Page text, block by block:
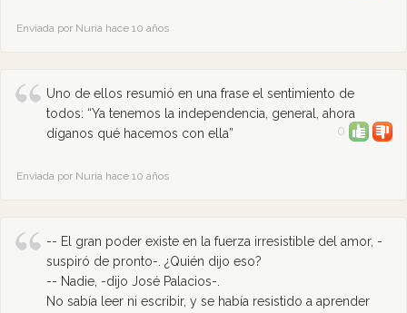
Enviada por Nuria hace 10 años
Uno de ellos resumió en una frase el sentimiento de
todos: “Ya tenemos la independencia, general, ahora
díganos qué hacemos con ella”
0
Enviada por Nuria hace 10 años
-- El gran poder existe en la fuerza irresistible del amor, -
suspiró de pronto-. ¿Quién dijo eso?
-- Nadie, -dijo José Palacios-.
No sabía leer ni escribir, y se había resistido a aprender